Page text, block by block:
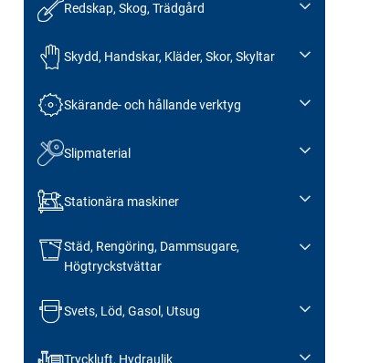
Redskap, Skog, Trädgård
Skydd, Handskar, Kläder, Skor, Skyltar
Skärande- och hållande verktyg
Slipmaterial
Stationära maskiner
Städ, Rengöring, Dammsugare,
Högtryckstvättar
Svets, Löd, Gasol, Utsug
Tryckluft, Hydraulik